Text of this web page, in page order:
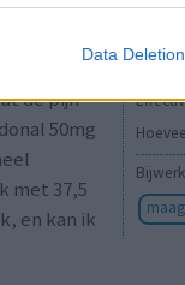
Data Deletion
de pijn
50mg
met 37,5
en kan ik